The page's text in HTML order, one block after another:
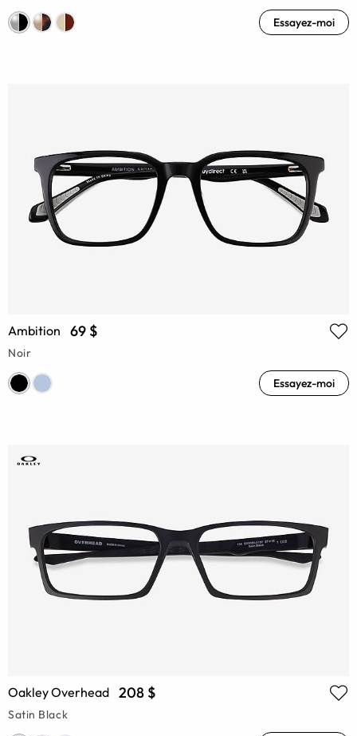
Essayez-moi
Ambition 69 $
Noir
Essayez-moi
Oakley Overhead 208 $
Satin Black